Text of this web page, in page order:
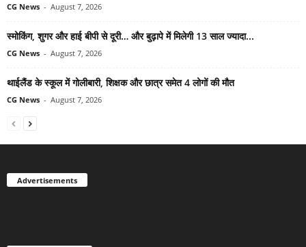
CG News - August 7, 2026
स्मोकिंग, शुगर और हाई बीपी से दूरी… और बुढ़ापे में मिलेगी 13 साल ज्यादा...
CG News - August 7, 2026
थाईलैंड के स्कूल में गोलीबारी, शिक्षक और छात्र समेत 4 लोगों की मौत
CG News - August 7, 2026
Advertisements